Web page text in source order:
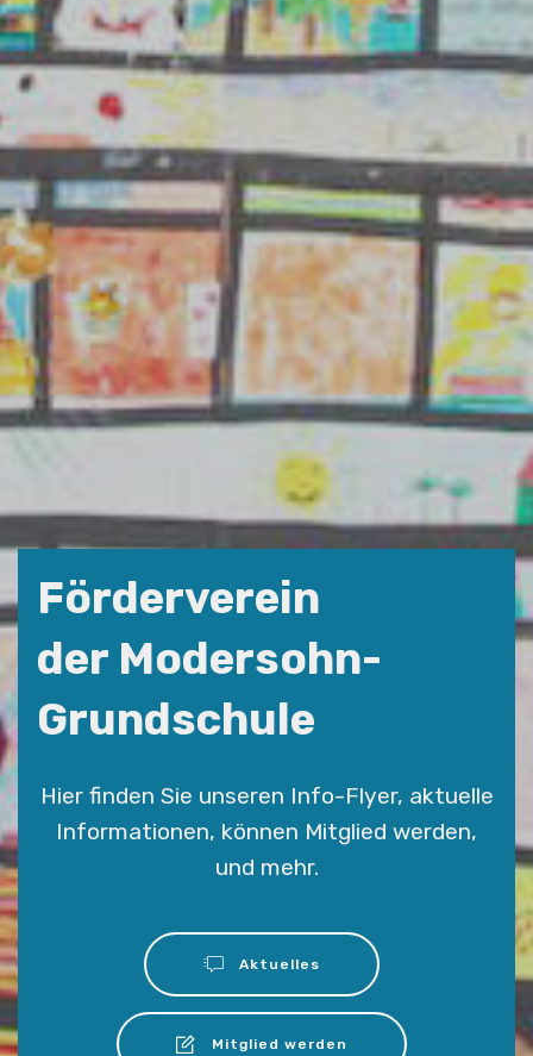
Förderverein
der Modersohn-
Grundschule
Hier finden Sie unseren Info-Flyer, aktuelle
Informationen, können Mitglied werden,
und mehr.
Aktuelles
Mitglied werden